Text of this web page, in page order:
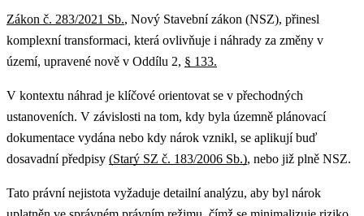
Zákon č. 283/2021 Sb., Nový Stavební zákon (NSZ), přinesl
komplexní transformaci, která ovlivňuje i náhrady za změny v
území, upravené nově v Oddílu 2, § 133.
V kontextu náhrad je klíčové orientovat se v přechodných
ustanoveních. V závislosti na tom, kdy byla územně plánovací
dokumentace vydána nebo kdy nárok vznikl, se aplikují buď
dosavadní předpisy (Starý SZ č. 183/2006 Sb.), nebo již plně NSZ.
Tato právní nejistota vyžaduje detailní analýzu, aby byl nárok